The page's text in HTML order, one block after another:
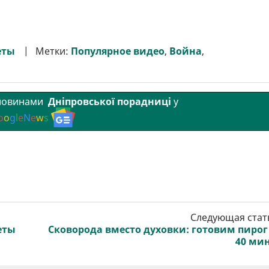
Метки: Популярное видео, Война,
Дніпровської порадниці у
ogleNews
Следующая
Сковорода вместо духовки: готовим
40